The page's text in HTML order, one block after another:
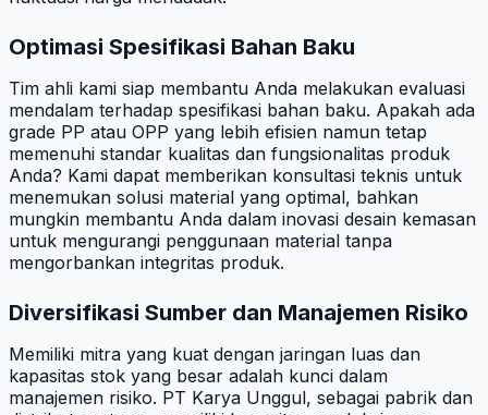
Optimasi Spesifikasi Bahan Baku
Tim ahli kami siap membantu Anda melakukan evaluasi
mendalam terhadap spesifikasi bahan baku. Apakah ada
grade PP atau OPP yang lebih efisien namun tetap
memenuhi standar kualitas dan fungsionalitas produk
Anda? Kami dapat memberikan konsultasi teknis untuk
menemukan solusi material yang optimal, bahkan
mungkin membantu Anda dalam inovasi desain kemasan
untuk mengurangi penggunaan material tanpa
mengorbankan integritas produk.
Diversifikasi Sumber dan Manajemen Risiko
Memiliki mitra yang kuat dengan jaringan luas dan
kapasitas stok yang besar adalah kunci dalam
manajemen risiko. PT Karya Unggul, sebagai pabrik dan